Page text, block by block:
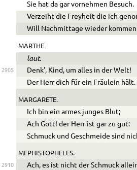
Sie hat da gar vornehmen Besuch.
Verzeiht die Freyheit die ich
Will Nachmittage wieder
MARTHE
laut.
2905
Denk’, Kind, um alles in der Welt!
Der Herr dich für ein Fräulein hält.
MARGARETE.
Ich bin ein armes junges Blut;
Ach Gott! der Herr ist gar zu gut:
Schmuck und Geschmeide sind
MEPHISTOPHELES.
2910
Ach, es ist nicht der Schmuck